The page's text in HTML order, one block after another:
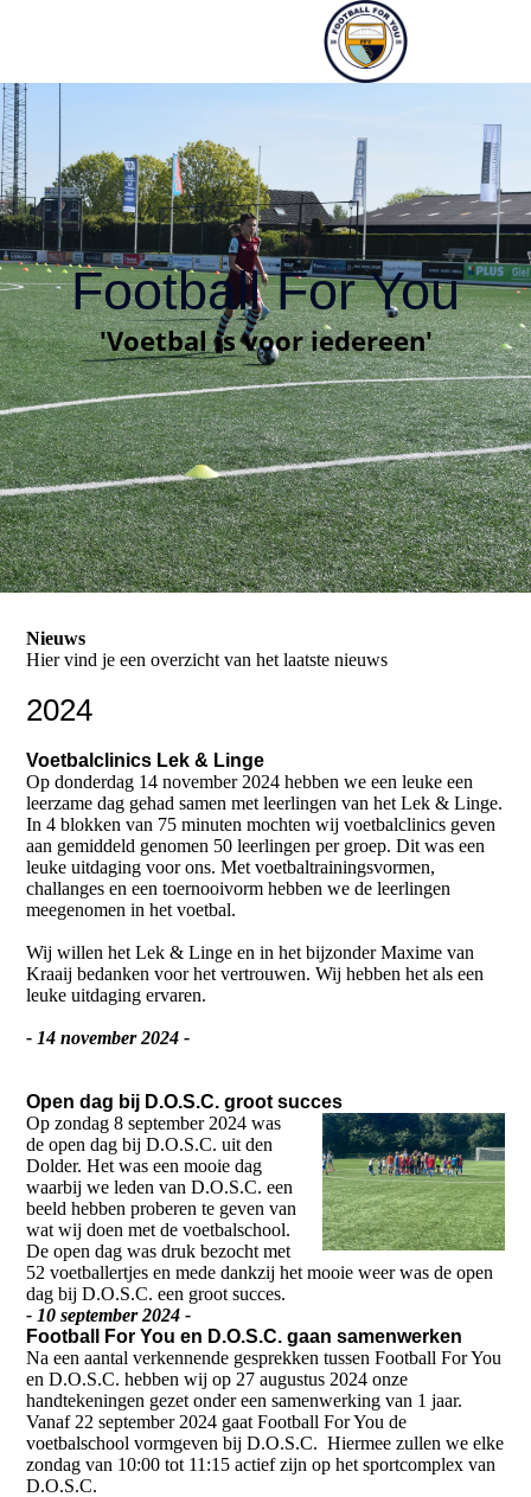
Football For You
'Voetbal is voor iedereen'
Nieuws
Hier vind je een overzicht van het laatste nieuws
2024
Voetbalclinics Lek & Linge
Op donderdag 14 november 2024 hebben we een leuke een
leerzame dag gehad samen met leerlingen van het Lek & Linge.
In 4 blokken van 75 minuten mochten wij voetbalclinics geven
aan gemiddeld genomen 50 leerlingen per groep. Dit was een
leuke uitdaging voor ons. Met voetbaltrainingsvormen,
challanges en een toernooivorm hebben we de leerlingen
meegenomen in het voetbal.
Wij willen het Lek & Linge en in het bijzonder Maxime van
Kraaij bedanken voor het vertrouwen. Wij hebben het als een
leuke uitdaging ervaren.
- 14 november 2024 -
Open dag bij D.O.S.C. groot succes
Op zondag 8 september 2024 was
de open dag bij D.O.S.C. uit den
Dolder. Het was een mooie dag
waarbij we leden van D.O.S.C. een
beeld hebben proberen te geven van
wat wij doen met de voetbalschool.
De open dag was druk bezocht met
52 voetballertjes en mede dankzij het mooie weer was de open
dag bij D.O.S.C. een groot succes.
- 10 september 2024 -
Football For You en D.O.S.C. gaan samenwerken
Na een aantal verkennende gesprekken tussen Football For You
en D.O.S.C. hebben wij op 27 augustus 2024 onze
handtekeningen gezet onder een samenwerking van 1 jaar.
Vanaf 22 september 2024 gaat Football For You de
voetbalschool vormgeven bij D.O.S.C. Hiermee zullen we elke
zondag van 10:00 tot 11:15 actief zijn op het sportcomplex van
D.O.S.C.